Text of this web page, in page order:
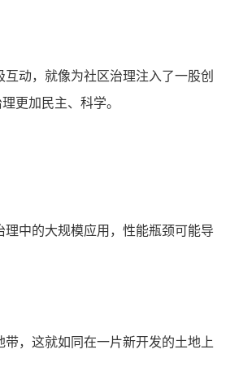
动，就像为社区治理注入了一股创
更加民主、科学。
中的大规模应用，性能瓶颈可能导
，这就如同在一片新开发的土地上